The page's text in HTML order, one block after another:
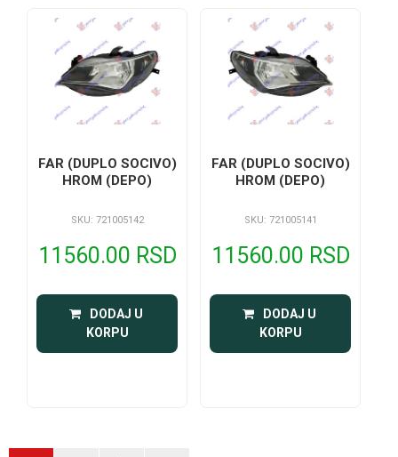
FAR (DUPLO SOCIVO)
HROM (DEPO)
SKU: 721005142
11560.00 RSD
DODAJ U
KORPU
FAR (DUPLO SOCIVO)
HROM (DEPO)
SKU: 721005141
11560.00 RSD
DODAJ U
KORPU